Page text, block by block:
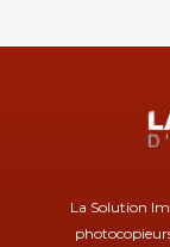
La Solution